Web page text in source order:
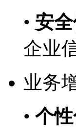
• 安全
企业
业务
• 个